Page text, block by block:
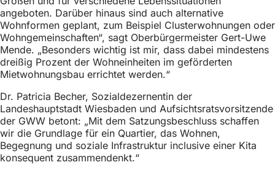
h
h
i
e
r
:
angeboten. Darüber hinaus sind auch alternative
Wohnformen geplant, zum Beispiel Clusterwohnungen oder
Wohngemeinschaften“, sagt Oberbürgermeister Gert-Uwe
Mende. „Besonders wichtig ist mir, dass dabei mindestens
dreißig Prozent der Wohneinheiten im geförderten
Mietwohnungsbau errichtet werden.“
Dr. Patricia Becher, Sozialdezernentin der
Landeshauptstadt Wiesbaden und Aufsichtsratsvorsitzende
der GWW betont: „Mit dem Satzungsbeschluss schaffen
wir die Grundlage für ein Quartier, das Wohnen,
Begegnung und soziale Infrastruktur inclusive einer Kita
konsequent zusammendenkt.“